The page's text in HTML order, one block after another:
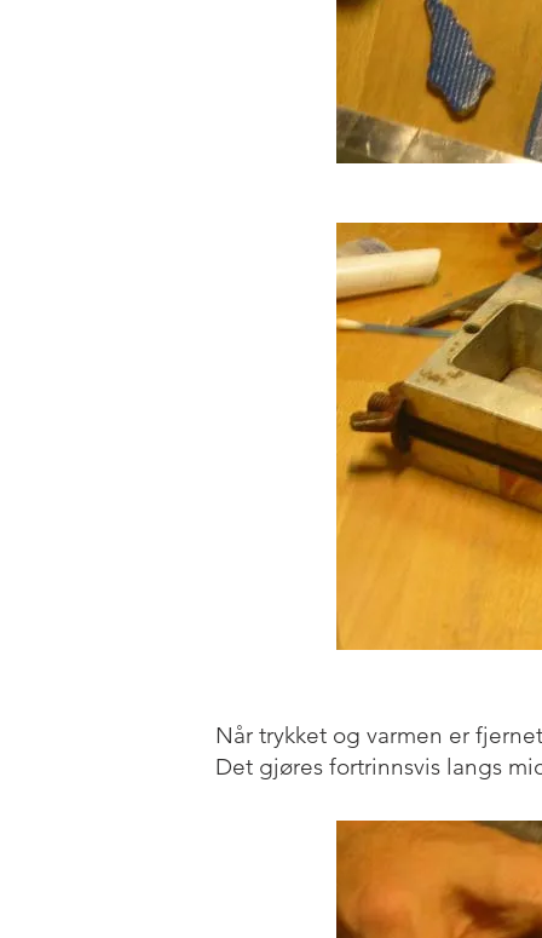
Når trykket og varmen er
Det gjøres fortrinnsvis langs